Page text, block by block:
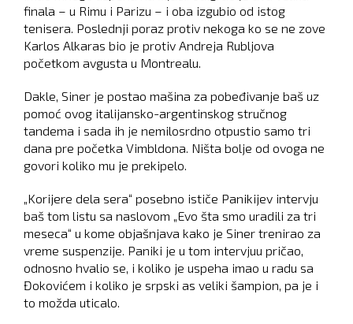
finala – u Rimu i Parizu – i oba izgubio od istog
tenisera. Poslednji poraz protiv nekoga ko se ne zove
Karlos Alkaras bio je protiv Andreja Rubljova
početkom avgusta u Montrealu.
Dakle, Siner je postao mašina za pobeđivanje baš uz
pomoć ovog italijansko-argentinskog stručnog
tandema i sada ih je nemilosrdno otpustio samo tri
dana pre početka Vimbldona. Ništa bolje od ovoga ne
govori koliko mu je prekipelo.
„Korijere dela sera“ posebno ističe Panikijev intervju
baš tom listu sa naslovom „Evo šta smo uradili za tri
meseca“ u kome objašnjava kako je Siner trenirao za
vreme suspenzije. Paniki je u tom intervjuu pričao,
odnosno hvalio se, i koliko je uspeha imao u radu sa
Đokovićem i koliko je srpski as veliki šampion, pa je i
to možda uticalo.